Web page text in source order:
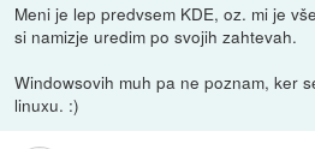
Meni je lep predvsem KDE, oz. mi je
si namizje uredim po svojih zahtevah.
Windowsovih muh pa ne poznam, ker
linuxu. :)